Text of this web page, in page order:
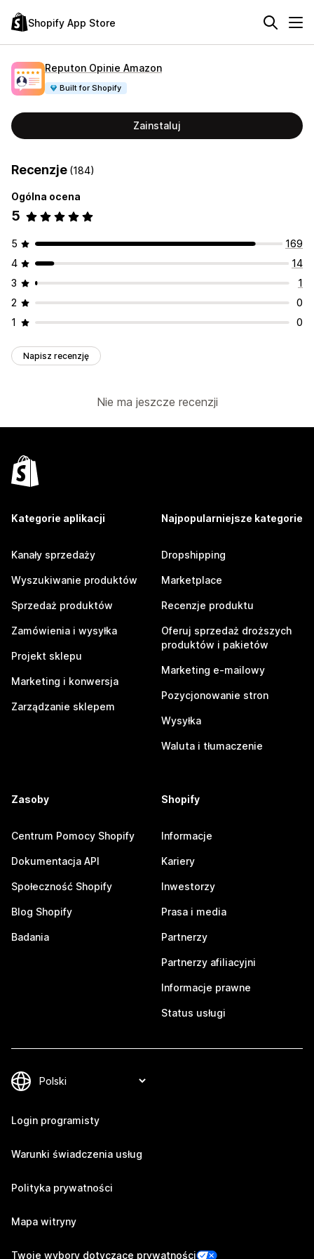
Shopify App Store
Reputon Opinie Amazon
Built for Shopify
Zainstaluj
Recenzje (184)
Ogólna ocena
5
5
169
4
14
3
1
2
0
1
0
Napisz recenzję
Nie ma jeszcze recenzji
Kategorie aplikacji
Kanały sprzedaży
Wyszukiwanie produktów
Sprzedaż produktów
Zamówienia i wysyłka
Projekt sklepu
Marketing i konwersja
Zarządzanie sklepem
Najpopularniejsze kategorie
Dropshipping
Marketplace
Recenzje produktu
Oferuj sprzedaż droższych
produktów i pakietów
Marketing e-mailowy
Pozycjonowanie stron
Wysyłka
Waluta i tłumaczenie
Zasoby
Centrum Pomocy Shopify
Dokumentacja API
Społeczność Shopify
Blog Shopify
Badania
Shopify
Informacje
Kariery
Inwestorzy
Prasa i media
Partnerzy
Partnerzy afiliacyjni
Informacje prawne
Status usługi
Login programisty
Warunki świadczenia usług
Polityka prywatności
Mapa witryny
Twoje wybory dotyczące prywatności